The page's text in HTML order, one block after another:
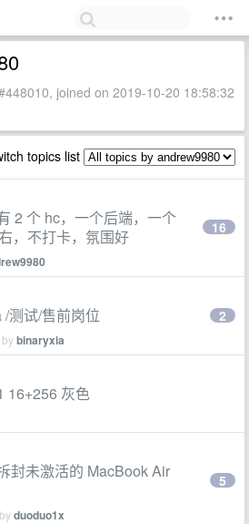
joined on 2019-10-20 18:58:32
topics list
2 个 hc，一个后端，一个
，不打卡，氛围好
16
测试/售前岗位
binaryxia
2
16+256 灰色
封未激活的 MacBook Air
duoduo1x
5